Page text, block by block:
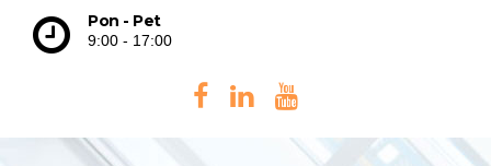
Pon - Pet
9:00 - 17:00